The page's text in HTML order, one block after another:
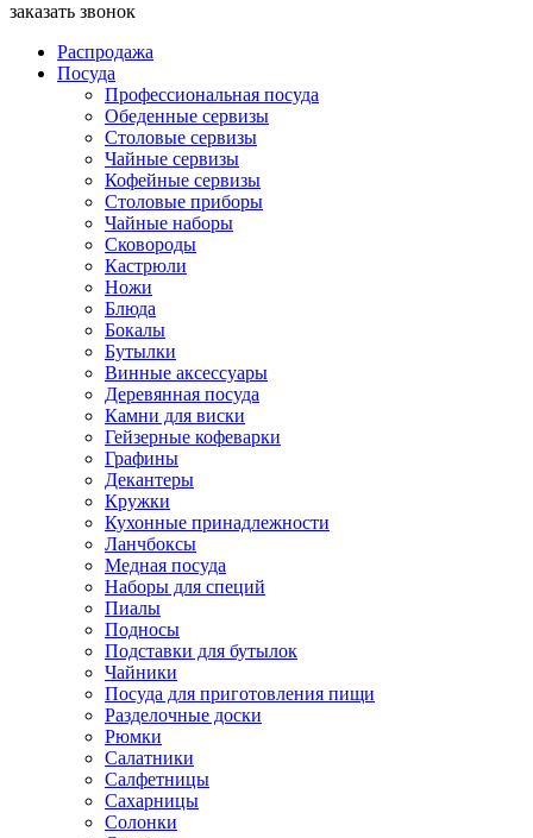
заказать звонок
Распродажа
Посуда
Профессиональная посуда
Обеденные сервизы
Столовые сервизы
Чайные сервизы
Кофейные сервизы
Столовые приборы
Чайные наборы
Сковороды
Кастрюли
Ножи
Блюда
Бокалы
Бутылки
Винные аксессуары
Деревянная посуда
Камни для виски
Гейзерные кофеварки
Графины
Декантеры
Кружки
Кухонные принадлежности
Ланчбоксы
Медная посуда
Наборы для специй
Пиалы
Подносы
Подставки для бутылок
Чайники
Посуда для приготовления пищи
Разделочные доски
Рюмки
Салатники
Салфетницы
Сахарницы
Солонки